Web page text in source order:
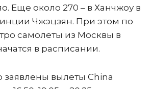
Еще около 270 – в Ханчжоу в
Чжэцзян. При этом по
самолеты из Москвы в
в расписании.
вылеты China